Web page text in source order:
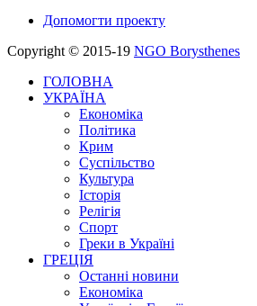
Допомогти проекту
Copyright © 2015-19 NGO Borysthenes
ГОЛОВНА
УКРАЇНА
Економіка
Політика
Крим
Суспільство
Культура
Історія
Релігія
Спорт
Греки в Україні
ГРЕЦІЯ
Останні новини
Економіка